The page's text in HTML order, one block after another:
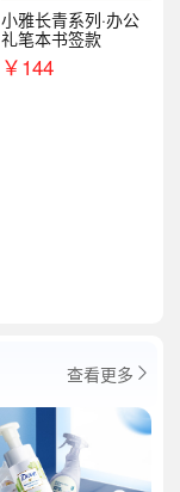
小雅长青系列·办公
礼笔本书签款
￥144
查看更多 